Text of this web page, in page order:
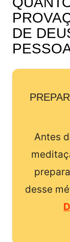
DE
Antes
desse